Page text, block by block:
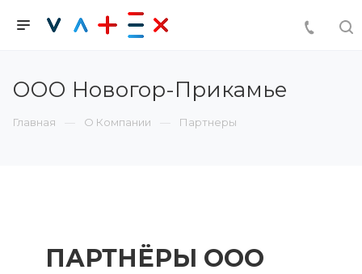
ООО Новогор-Прикамье
Главная О Компании Партнеры
ПАРТНЁРЫ ООО